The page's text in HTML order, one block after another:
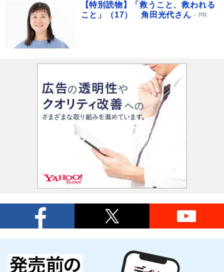
【特別読物】「救うこと、救われる
こと」（17） 角田光代さん
PR